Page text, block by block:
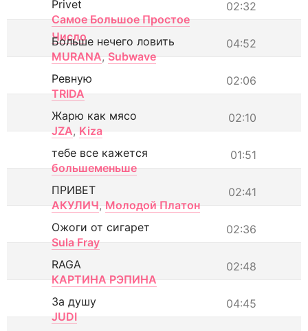
02:32
Privet
Самое Большое Простое
Число
04:52
Больше нечего ловить
MURANA, Subwave
02:06
Ревную
TRIDA
02:10
Жарю как мясо
JZA, Kiza
01:51
тебе все кажется
большеменьше
02:41
ПРИВЕТ
АКУЛИЧ, Молодой Платон
02:36
Ожоги от сигарет
Sula Fray
02:48
RAGA
КАРТИНА РЭПИНА
04:45
За душу
JUDI